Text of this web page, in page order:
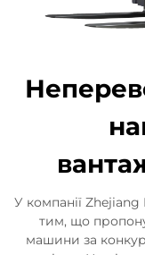
У компанії
тим, що
машини за